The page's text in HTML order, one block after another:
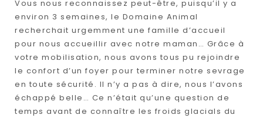
Vous nous reconnaissez peut-être, puisqu’il y a
environ 3 semaines, le Domaine Animal
recherchait urgemment une famille d’accueil
pour nous accueillir avec notre maman… Grâce à
votre mobilisation, nous avons tous pu rejoindre
le confort d’un foyer pour terminer notre sevrage
en toute sécurité. Il n’y a pas à dire, nous l’avons
échappé belle… Ce n’était qu’une question de
temps avant de connaître les froids glacials du